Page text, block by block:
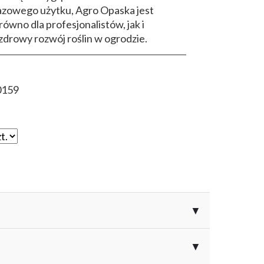
użytku, Agro Opaska jest
dla profesjonalistów, jak i
rozwój roślin w ogrodzie.
▼
▼